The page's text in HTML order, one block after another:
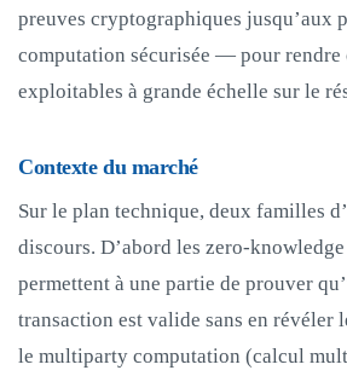
preuves cryptographiques jusqu’aux
computation sécurisée — pour rendre
exploitables à grande échelle sur le
Contexte du marché
Sur le plan technique, deux familles
discours. D’abord les zero-
permettent à une partie de prouver
transaction est valide sans en révéler
le multiparty computation (calcul